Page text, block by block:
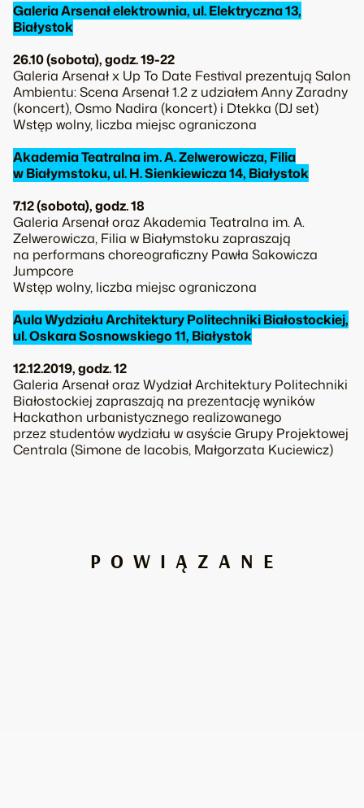
Galeria Arsenał elektrownia, ul. Elektryczna 13,
Białystok
26.10 (sobota), godz. 19-22
Galeria Arsenał x Up To Date Festival prezentują Salon
Ambientu: Scena Arsenał 1.2 z udziałem Anny Zaradny
(koncert), Osmo Nadira (koncert) i Dtekka (DJ set)
Wstęp wolny, liczba miejsc ograniczona
Akademia Teatralna im. A. Zelwerowicza, Filia
w Białymstoku, ul. H. Sienkiewicza 14, Białystok
7.12 (sobota), godz. 18
Galeria Arsenał oraz Akademia Teatralna im. A.
Zelwerowicza, Filia w Białymstoku zapraszają
na performans choreograficzny Pawła Sakowicza
Jumpcore
Wstęp wolny, liczba miejsc ograniczona
Aula Wydziału Architektury Politechniki Białostockiej,
ul. Oskara Sosnowskiego 11, Białystok
12.12.2019, godz. 12
Galeria Arsenał oraz Wydział Architektury Politechniki
Białostockiej zapraszają na prezentację wyników
Hackathon urbanistycznego realizowanego
przez studentów wydziału w asyście Grupy Projektowej
Centrala (Simone de Iacobis, Małgorzata Kuciewicz)
POWIĄZANE